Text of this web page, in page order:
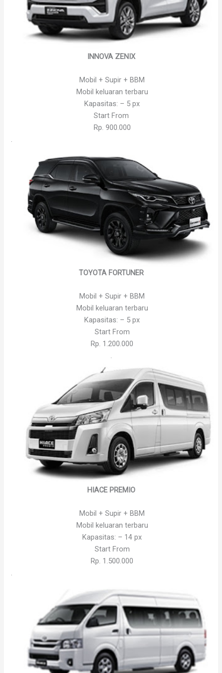
INNOVA ZENIX
Mobil + Supir + BBM
Mobil keluaran terbaru
Kapasitas: – 5 px
Start From
Rp. 900.000
.
TOYOTA FORTUNER
Mobil + Supir + BBM
Mobil keluaran terbaru
Kapasitas: – 5 px
Start From
Rp. 1.200.000
.
HIACE PREMIO
Mobil + Supir + BBM
Mobil keluaran terbaru
Kapasitas: – 14 px
Start From
Rp. 1.500.000
.